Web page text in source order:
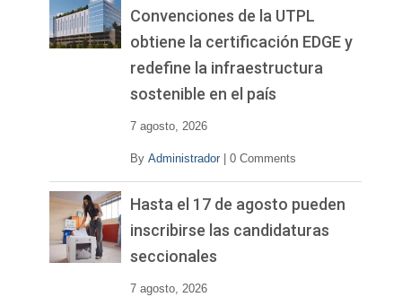
Convenciones de la UTPL
obtiene la certificación EDGE y
redefine la infraestructura
sostenible en el país
7 agosto, 2026
By Administrador 0 Comments
Hasta el 17 de agosto pueden
inscribirse las candidaturas
seccionales
7 agosto, 2026